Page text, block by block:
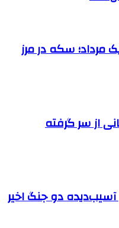
مرداد؛ سکه در مرز
از سر گرفته
آسیب‌دیده دو جنگ اخیر